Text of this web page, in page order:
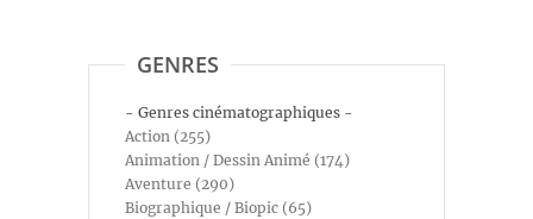
GENRES
- Genres cinématographiques -
Action (255)
Animation / Dessin Animé (174)
Aventure (290)
Biographique / Biopic (65)